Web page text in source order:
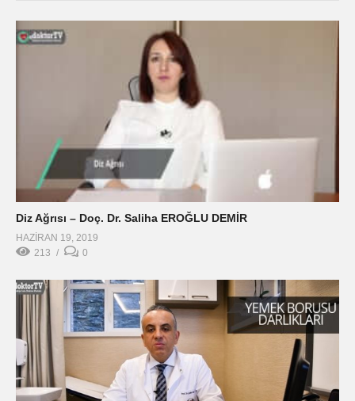
Diz Ağrısı – Doç. Dr. Saliha EROĞLU DEMİR
HAZIRAN 19, 2019
213
0